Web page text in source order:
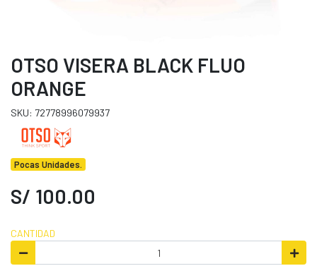
OTSO VISERA BLACK FLUO
ORANGE
SKU: 72778996079937
Pocas Unidades.
S/ 100.00
CANTIDAD